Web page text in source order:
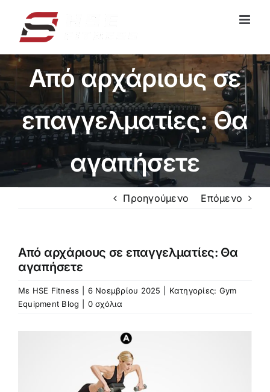
περιεχόμενο
Από αρχάριους σε
επαγγελματίες: Θα
αγαπήσετε
Προηγούμενο Επόμενο
Από αρχάριους σε επαγγελματίες: Θα
αγαπήσετε
Με HSE Fitness 6 Νοεμβρίου 2025 Κατηγορίες: Gym
Equipment Blog
0 σχόλια